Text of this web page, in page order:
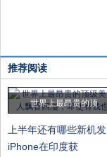
推荐阅读
世界上最昂贵的顶
上半年还有哪些新机发
iPhone在印度获